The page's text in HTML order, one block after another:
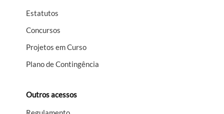
Estatutos
Concursos
Projetos em Curso
Plano de Contingência
Outros acessos